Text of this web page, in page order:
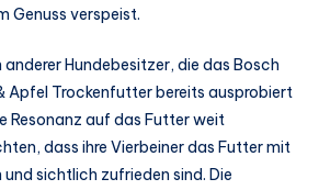
Genuss verspeist.
Hundebesitzer, die das Bosch
Apfel Trockenfutter bereits ausprobiert
Resonanz auf das Futter weit
dass ihre Vierbeiner das Futter mit
sichtlich zufrieden sind. Die